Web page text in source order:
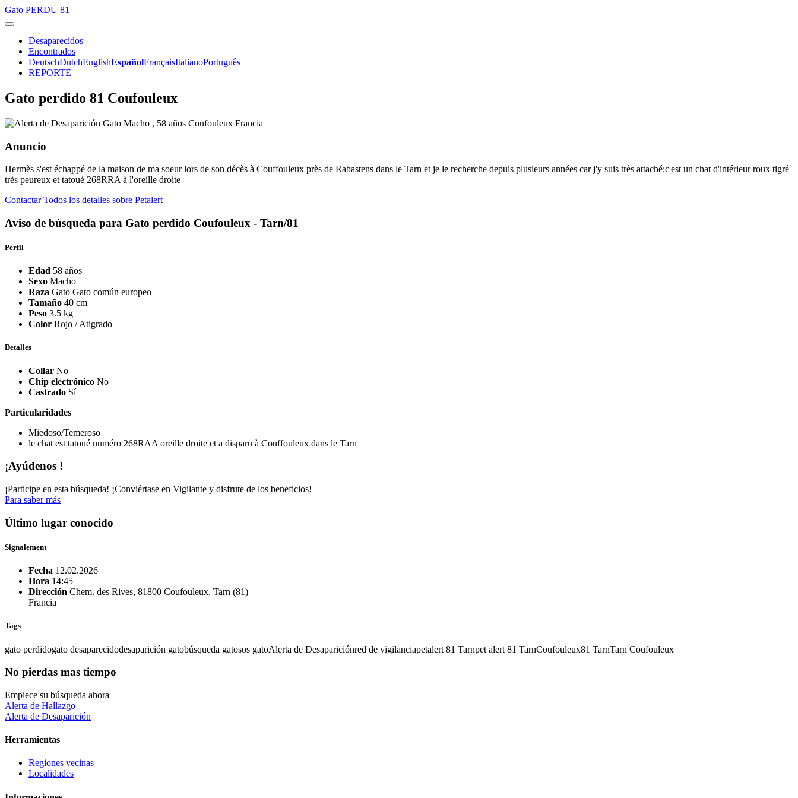
Gato PERDU 81
Desaparecidos
Encontrados
DeutschDutchEnglishEspañolFrançaisItalianoPortuguês
REPORTE
Gato perdido 81 Coufouleux
Anuncio
Hermès s'est échappé de la maison de ma soeur lors de son décès à Couffouleux près de Rabastens dans le Tarn et je le recherche depuis plusieurs années car j'y suis très attaché;c'est un chat d'intérieur roux tigré
très peureux et tatoué 268RRA à l'oreille droite
ContactarTodos los detalles sobre Petalert
Aviso de búsqueda para Gato perdido Coufouleux - Tarn/81
Perfil
Edad 58 años
Sexo Macho
Raza Gato Gato común europeo
Tamaño 40 cm
Peso 3.5 kg
Color Rojo / Atigrado
Detalles
Collar No
Chip electrónico No
Castrado Sí
Particularidades
Miedoso/Temeroso
le chat est tatoué numéro 268RAA oreille droite et a disparu à Couffouleux dans le Tarn
¡Ayúdenos !
¡Participe en esta búsqueda! ¡Conviértase en Vigilante y disfrute de los beneficios!
Para saber más
Último lugar conocido
Signalement
Fecha 12.02.2026
Hora 14:45
Dirección Chem. des Rives, 81800 Coufouleux, Tarn (81)
Francia
Tags
gato perdidogato desaparecidodesaparición gatobúsqueda gatosos gatoAlerta de Desapariciónred de vigilanciapetalert 81 Tarnpet alert 81 TarnCoufouleux81 TarnTarn Coufouleux
No pierdas mas tiempo
Empiece su búsqueda ahora
Alerta de Hallazgo
Alerta de Desaparición
Herramientas
Regiones vecinas
Localidades